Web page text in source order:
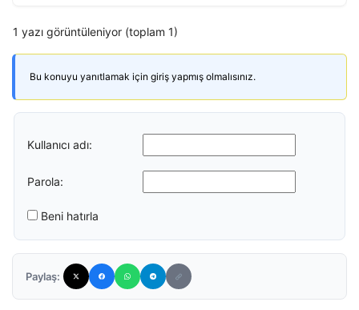
1 yazı görüntüleniyor (toplam 1)
Bu konuyu yanıtlamak için giriş yapmış olmalısınız.
Kullanıcı adı:
Parola:
Beni hatırla
Paylaş: